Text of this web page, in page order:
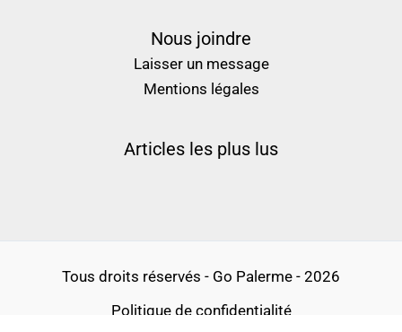
Nous joindre
Laisser un message
Mentions légales
Articles les plus lus
Tous droits réservés - Go Palerme - 2026
Politique de confidentialité